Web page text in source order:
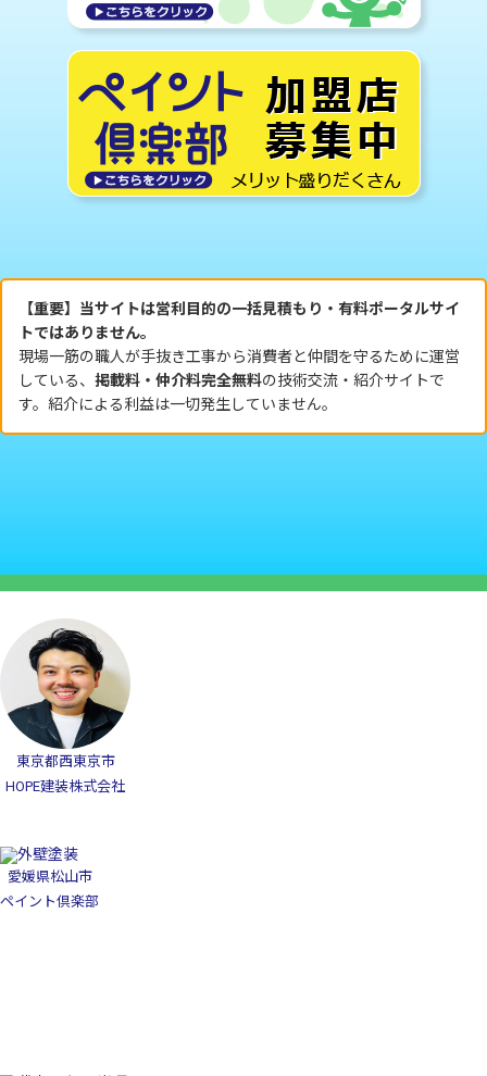
【重要】当サイトは営利目的の一括見積もり・有料ポータルサイ
トではありません。
現場一筋の職人が手抜き工事から消費者と仲間を守るために運営
している、 掲載料・仲介料完全無料の技術交流・紹介サイトで
す。紹介による利益は一切発生していません。
東京都西東京市
HOPE建装株式会社
愛媛県松山市
ペイント倶楽部